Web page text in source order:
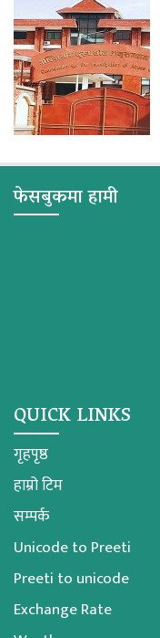
फेसबुकमा हामी
QUICK LINKS
गृहपृष्ठ
हाम्रो टिम
सम्पर्क
Unicode to Preeti
Preeti to unicode
Exchange Rate